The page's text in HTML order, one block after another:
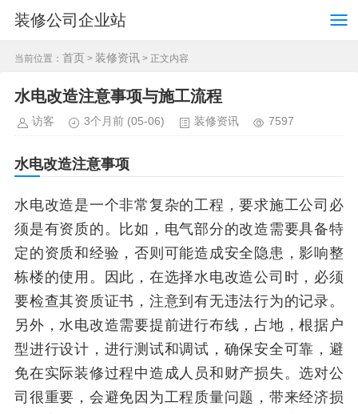
装修公司企业站
当前位置： 首页 > 装修资讯 > 正文内容
水电改造注意事项与施工流程
访客 3个月前 (05-06) 装修资讯 7597
水电改造注意事项
水电改造是一个非常复杂的工程，要求施工公司必
须是有资质的。比如，电气部分的改造需要具备特
定的资质和经验，否则可能造成安全隐患，影响整
栋楼的使用。因此，在选择水电改造公司时，必须
要检查其资质证书，注意到有无违法行为的记录。
另外，水电改造需要提前进行布线，占地，根据户
型进行设计，进行测试和调试，确保安全可靠，避
免在实际装修过程中造成人员和财产损失。选对公
司很重要，会避免因为工程质量问题，带来经济损